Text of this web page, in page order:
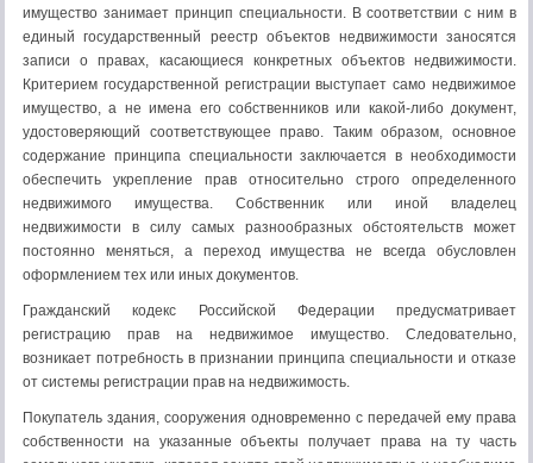
имущество занимает принцип специальности. В соответствии с ним в
единый государственный реестр объектов недвижимости заносятся
записи о правах, касающиеся конкретных объектов недвижимости.
Критерием государственной регистрации выступает само недвижимое
имущество, а не имена его собственников или какой-либо документ,
удостоверяющий соответствующее право. Таким образом, основное
содержание принципа специальности заключается в необходимости
обеспечить укрепление прав относительно строго определенного
недвижимого имущества. Собственник или иной владелец
недвижимости в силу самых разнообразных обстоятельств может
постоянно меняться, а переход имущества не всегда обусловлен
оформлением тех или иных документов.
Гражданский кодекс Российской Федерации предусматривает
регистрацию прав на недвижимое имущество. Следовательно,
возникает потребность в признании принципа специальности и отказе
от системы регистрации прав на недвижимость.
Покупатель здания, сооружения одновременно с передачей ему права
собственности на указанные объекты получает права на ту часть